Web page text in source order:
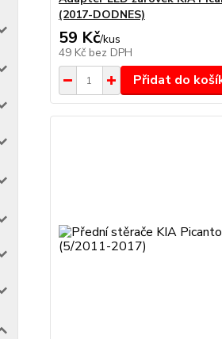
(2017-DODNES)
59 Kč/kus
49 Kč bez DPH
Přidat do